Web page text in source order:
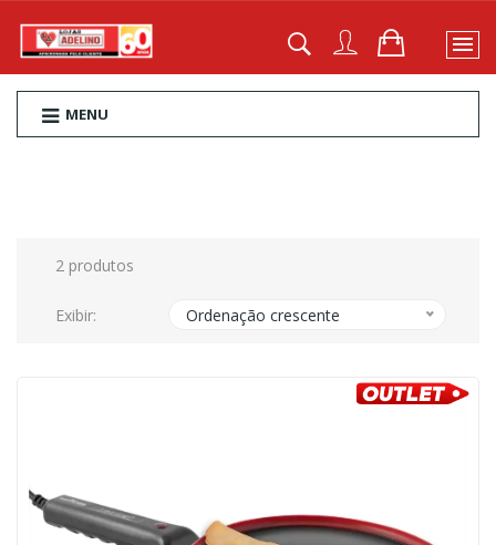
MENU
2 produtos
Exibir: Ordenação crescente